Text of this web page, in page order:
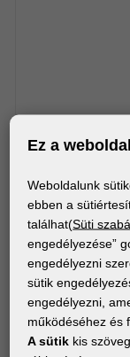
WIDCNC R120
Ez a
Weboldalunk
ebben a
találhat(Süti
engedélyezése”
engedélyezni
sütik
engedélyezni,
működéséhez és
A sütik kis